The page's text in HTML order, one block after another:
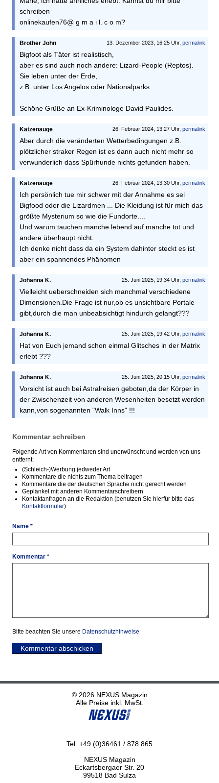
schreiben
onlinekaufen76@ g m a i l. c o m?
13. Dezember 2023, 16:25 Uhr, permalink
Brother John
Bigfoot als Täter ist realistisch,
aber es sind auch noch andere: Lizard-People (Reptos).
Sie leben unter der Erde,
z.B. unter Los Angelos oder Nationalparks.
Schöne Grüße an Ex-Kriminologe David Paulides.
26. Februar 2024, 13:27 Uhr, permalink
Katzenauge
Aber durch die veränderten Wetterbedingungen z.B.
plötzlicher straker Regen ist es dann auch nicht mehr so
verwunderlich dass Spürhunde nichts gefunden haben.
26. Februar 2024, 13:30 Uhr, permalink
Katzenauge
Ich persönlich tue mir schwer mit der Annahme es sei
Bigfood oder die Lizardmen ... Die Kleidung ist für mich das
größte Mysterium so wie die Fundorte....
Und warum tauchen manche lebend auf manche tot und
andere überhaupt nicht.
Ich denke nicht dass da ein System dahinter steckt es ist
aber ein spannendes Phänomen
25. Juni 2025, 19:34 Uhr, permalink
Johanna K.
Vielleicht ueberschneiden sich manchmal verschiedene
Dimensionen.Die Frage ist nur,ob es unsichtbare Portale
gibt,durch die man unbeabsichtigt hindurch gelangt???
25. Juni 2025, 19:42 Uhr, permalink
Johanna K.
Hat von Euch jemand schon einmal Glitsches in der Matrix
erlebt ???
25. Juni 2025, 20:15 Uhr, permalink
Johanna K.
Vorsicht ist auch bei Astralreisen geboten,da der Körper in
der Zwischenzeit von anderen Wesenheiten besetzt werden
kann,von sogenannten "Walk Inns" !!!
Kommentar schreiben
Folgende Art von Kommentaren sind unerwünscht und werden von uns
entfernt:
(Schleich-)Werbung jedweder Art
Kommentare die nichts zum Thema beitragen
Kommentare die der deutschen Sprache nicht gerecht werden
Geplänkel mit anderen Kommentarschreibern
Kontaktanfragen an die Redaktion (benutzen Sie hierfür bitte das
Kontaktformular)
Name *
Kommentar *
Bitte beachten Sie unsere Datenschutzhinweise
Kommentar abschicken
© 2026 NEXUS Magazin
Alle Preise inkl. MwSt.
Tel. +49 (0)36461 / 878 865
NEXUS Magazin
Eckartsbergaer Str. 20
99518 Bad Sulza